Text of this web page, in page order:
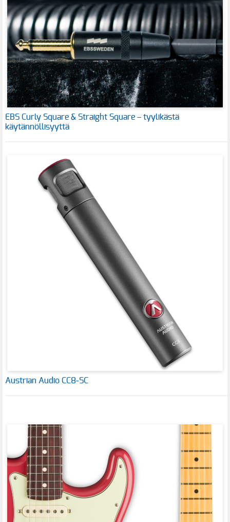
EBS Curly Square & Straight Square – tyylikästä
käytännöllisyyttä
Austrian Audio CC8-SC